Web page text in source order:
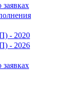
- 2020
- 2026